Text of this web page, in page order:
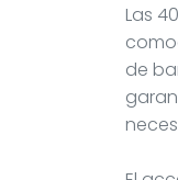
Las
de